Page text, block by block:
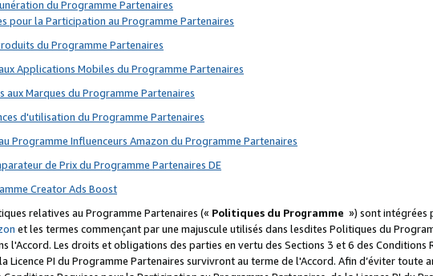
du Programme Partenaires
pour la Participation au Programme Partenaires
du Programme Partenaires
Applications Mobiles du Programme Partenaires
aux Marques du Programme Partenaires
d'utilisation du Programme Partenaires
Programme Influenceurs Amazon du Programme Partenaires
de Prix du Programme Partenaires DE
Creator Ads Boost
relatives au Programme Partenaires (« Politiques du Programme ») sont intégrées
et les termes commençant par une majuscule utilisés dans lesdites Politiques du
l'Accord. Les droits et obligations des parties en vertu des Sections 3 et 6 des
Licence PI du Programme Partenaires survivront au terme de l'Accord. Afin d’éviter